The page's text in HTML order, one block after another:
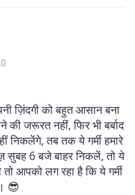
ज़िंदगी को बहुत आसान बना
की जरूरत नहीं, फिर भी बर्बाद
निकलेंगे, तब तक ये गर्मी हमारे
सुबह 6 बजे बाहर निकलें, तो ये
आपको लग रहा है कि ये गर्मी
😎